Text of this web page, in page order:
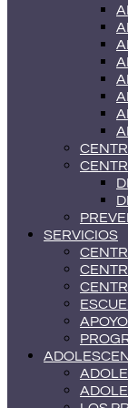
SERVICIOS